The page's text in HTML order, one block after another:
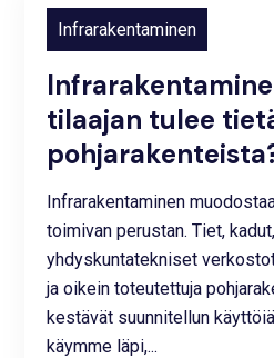
2026
tilaajan tulee
Infrarakentaminen
Infrarakentaminen
toimivan perustan. Tiet,
yhdyskuntatekniset
ja oikein toteutettuja
kestävät suunnitellun
käymme läpi,...